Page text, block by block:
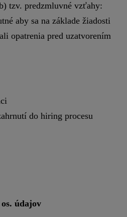
tzv. predzmluvné vzťahy:
aby sa na základe žiadosti
opatrenia pred uzatvorením
do hiring procesu
údajov